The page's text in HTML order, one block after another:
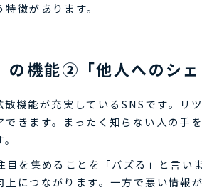
徴があります。
機能②「他人へのシェ
能が充実しているSNSです。リ
できます。まったく知らない人の手
目を集めることを「バズる」と言い
につながります。一方で悪い情報